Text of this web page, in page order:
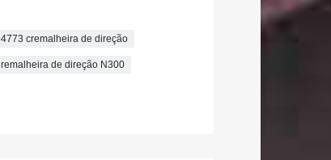
cremalheira de direção
de direção N300